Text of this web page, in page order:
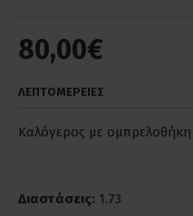
80,00€
ΛΕΠΤΟΜΕΡΕΙΕΣ
Καλόγερος με
Διαστάσεις: 1.73